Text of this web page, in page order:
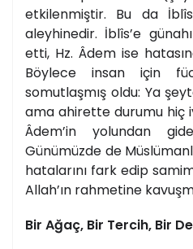
etkilenmiştir. Bu da
aleyhinedir. İblîs’e
etti, Hz. Âdem ise
Böylece insan için
somutlaşmış oldu: Ya
ama ahirette durumu hiç
Âdem’in yolundan
Günümüzde de
hatalarını fark edip
Allah’ın rahmetine
Bir Ağaç, Bir Tercih, Bir